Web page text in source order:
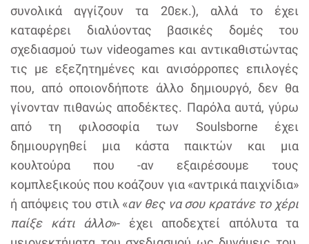
συνολικά αγγίζουν τα 20εκ.), αλλά το έχει
καταφέρει διαλύοντας βασικές δομές του
σχεδιασμού των videogames και αντικαθιστώντας
τις με εξεζητημένες και ανισόρροπες επιλογές
που, από οποιονδήποτε άλλο δημιουργό, δεν θα
γίνονταν πιθανώς αποδέκτες. Παρόλα αυτά, γύρω
από τη φιλοσοφία των Soulsborne έχει
δημιουργηθεί μια κάστα παικτών και μια
κουλτούρα που -αν εξαιρέσουμε τους
κομπλεξικούς που κοάζουν για «αντρικά παιχνίδια»
ή απόψεις του στιλ «αν θες να σου κρατάνε το χέρι
παίξε κάτι άλλο»- έχει αποδεχτεί απόλυτα τα